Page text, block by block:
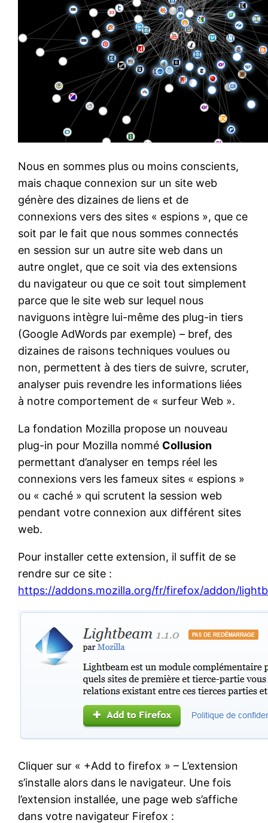
Nous en sommes plus ou moins conscients,
mais chaque connexion sur un site web
génère des dizaines de liens et de
connexions vers des sites « espions », que ce
soit par le fait que nous sommes connectés
en session sur un autre site web dans un
autre onglet, que ce soit via des extensions
du navigateur ou que ce soit tout simplement
parce que le site web sur lequel nous
naviguons intègre lui-même des plug-in tiers
(Google AdWords par exemple) – bref, des
dizaines de raisons techniques voulues ou
non, permettent à des tiers de suivre, scruter,
analyser puis revendre les informations liées
à notre comportement de « surfeur Web ».
La fondation Mozilla propose un nouveau
plug-in pour Mozilla nommé Collusion
permettant d’analyser en temps réel les
connexions vers les fameux sites « espions »
ou « caché » qui scrutent la session web
pendant votre connexion aux différent sites
web.
Pour installer cette extension, il suffit de se
rendre sur ce site :
https://addons.mozilla.org/fr/firefox/addon/
Cliquer sur « +Add to firefox » – L’extension
s’installe alors dans le navigateur. Une fois
l’extension installée, une page web s’affiche
dans votre navigateur Firefox :